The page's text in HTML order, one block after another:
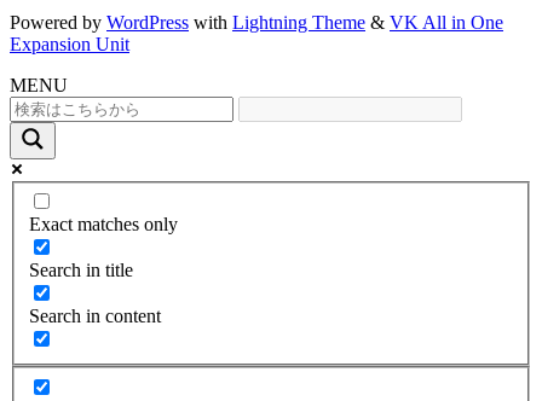
Powered by WordPress with Lightning Theme & VK All in One
Expansion Unit
MENU
Exact matches only
Search in title
Search in content